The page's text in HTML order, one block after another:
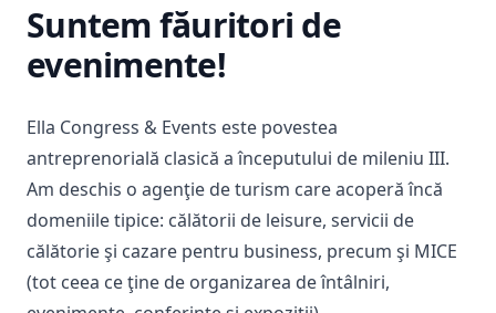
Suntem făuritori de
evenimente!
Ella Congress & Events este povestea
antreprenorială clasică a începutului de mileniu III.
Am deschis o agenţie de turism care acoperă încă
domeniile tipice: călătorii de leisure, servicii de
călătorie şi cazare pentru business, precum şi MICE
(tot ceea ce ţine de organizarea de întâlniri,